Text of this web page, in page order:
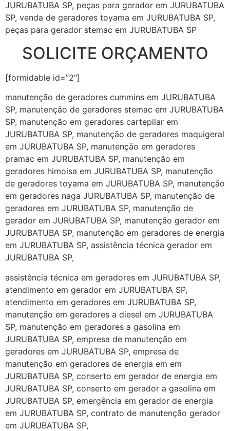
JURUBATUBA SP, peças para gerador em JURUBATUBA
SP, venda de geradores toyama em JURUBATUBA SP,
peças para gerador stemac em JURUBATUBA SP
SOLICITE ORÇAMENTO
[formidable id=”2″]
manutenção de geradores cummins em JURUBATUBA
SP, manutenção de geradores stemac em JURUBATUBA
SP, manutenção em geradores cartepilar em
JURUBATUBA SP, manutenção de geradores maquigeral
em JURUBATUBA SP, manutenção em geradores
pramac em JURUBATUBA SP, manutenção em
geradores himoisa em JURUBATUBA SP, manutenção
de geradores toyama em JURUBATUBA SP, manutenção
em geradores naga JURUBATUBA SP, manutenção de
geradores em JURUBATUBA SP, manutenção de
gerador em JURUBATUBA SP, manutenção gerador em
JURUBATUBA SP, manutenção em geradores de energia
em JURUBATUBA SP, assistência técnica gerador em
JURUBATUBA SP,
assistência técnica em geradores em JURUBATUBA SP,
atendimento em gerador em JURUBATUBA SP,
atendimento em geradores em JURUBATUBA SP,
manutenção em geradores a diesel em JURUBATUBA
SP, manutenção em geradores a gasolina em
JURUBATUBA SP, empresa de manutenção em
geradores em JURUBATUBA SP, empresa de
manutenção em geradores de energia em em
JURUBATUBA SP, conserto em gerador de energia em
JURUBATUBA SP, conserto em gerador a gasolina em
JURUBATUBA SP, emergência em gerador de energia
em JURUBATUBA SP, contrato de manutenção gerador
em JURUBATUBA SP,